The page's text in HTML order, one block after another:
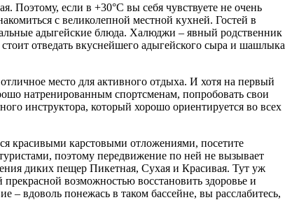
Поэтому, если в +30°C вы себя чувствуете не очень
с великолепной местной кухней. Гостей в
адыгейские блюда. Халюджи – явный родственник
отведать вкуснейшего адыгейского сыра и шашлыка
место для активного отдыха. И хотя на первый
натренированным спортсменам, попробовать свои
инструктора, который хорошо ориентируется во всех
красивыми карстовыми отложениями, посетите
поэтому передвижение по ней не вызывает
диких пещер Пикетная, Сухая и Красивая. Тут уж
возможностью восстановить здоровье и
– вдоволь понежась в таком бассейне, вы расслабитесь,